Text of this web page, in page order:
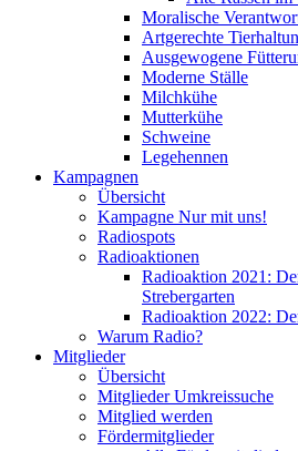
Moralische
Artgerechte
Ausgewogene
Moderne Ställe
Milchkühe
Mutterkühe
Schweine
Legehennen
Kampagnen
Übersicht
Kampagne Nur mit uns!
Radiospots
Radioaktionen
Radioaktion 2021:
Strebergarten
Radioaktion 2022:
Warum Radio?
Mitglieder
Übersicht
Mitglieder Umkreissuche
Mitglied werden
Fördermitglieder